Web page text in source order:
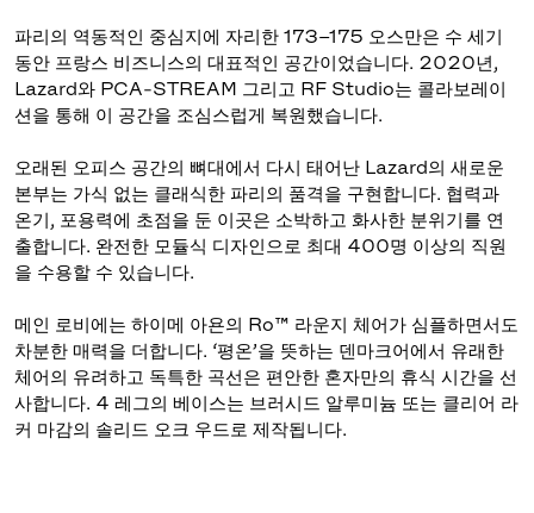
파리의 역동적인 중심지에 자리한 173–175 오스만은 수 세기
동안 프랑스 비즈니스의 대표적인 공간이었습니다. 2020년,
Lazard와 PCA-STREAM 그리고 RF Studio는 콜라보레이
션을 통해 이 공간을 조심스럽게 복원했습니다.
오래된 오피스 공간의 뼈대에서 다시 태어난 Lazard의 새로운
본부는 가식 없는 클래식한 파리의 품격을 구현합니다. 협력과
온기, 포용력에 초점을 둔 이곳은 소박하고 화사한 분위기를 연
출합니다. 완전한 모듈식 디자인으로 최대 400명 이상의 직원
을 수용할 수 있습니다.
메인 로비에는 하이메 아욘의 Ro™ 라운지 체어가 심플하면서도
차분한 매력을 더합니다. ‘평온’을 뜻하는 덴마크어에서 유래한
체어의 유려하고 독특한 곡선은 편안한 혼자만의 휴식 시간을 선
사합니다. 4 레그의 베이스는 브러시드 알루미늄 또는 클리어 라
커 마감의 솔리드 오크 우드로 제작됩니다.